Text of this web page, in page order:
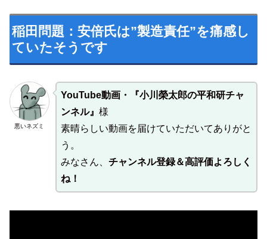
稲田問題：安倍氏は”製造責任”を痛感し
ていたそうです
悪いネズミ
YouTube動画・『小川榮太郎の平和研チャ
ンネル』 様
素晴らしい動画を届けていただいてありがと
う。
みなさん、 チャンネル登録＆高評価よろしく
ね！